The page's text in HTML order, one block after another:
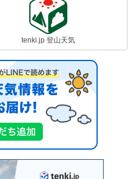
tenki.jp 登山天気